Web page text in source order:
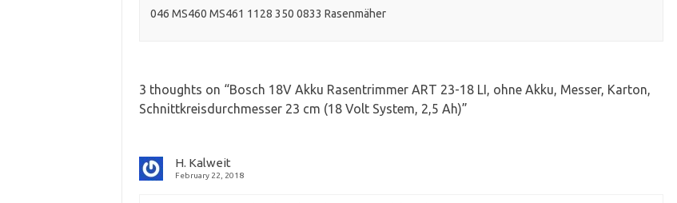
046 MS460 MS461 1128 350 0833 Rasenmäher
3 thoughts on “Bosch 18V Akku Rasentrimmer ART 23-18 LI, ohne Akku, Messer, Karton,
Schnittkreisdurchmesser 23 cm (18 Volt System, 2,5 Ah)”
H. Kalweit
February 22, 2018